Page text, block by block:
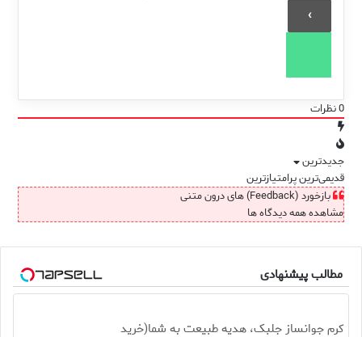
0نظرات
جدیدترین
قدیمی‌ترینپرامتیازترین
بازخورد (Feedback) های درون متنی
مشاهده همه دیدگاه ها
مطالب پیشنهادی
کرم جوانساز جلبک، هدیه طبیعت به شما(خرید